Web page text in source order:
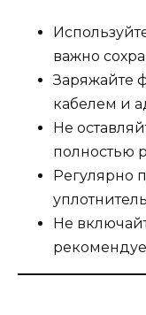
важно
Заряжайте
кабелем и
Не
полностью
Регулярно
Не